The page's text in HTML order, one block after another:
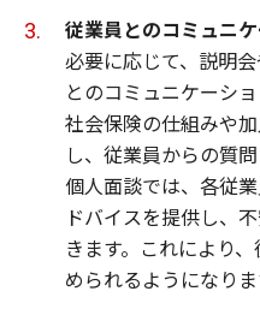
従業員とのコミュニ
必要に応じて、説明
とのコミュニケーシ
社会保険の仕組みや
し、従業員からの質
個人面談では、各従
ドバイスを提供し、
きます。これにより
められるようになりま